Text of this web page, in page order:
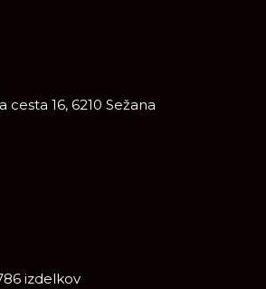
cesta 16, 6210 Sežana
izdelkov